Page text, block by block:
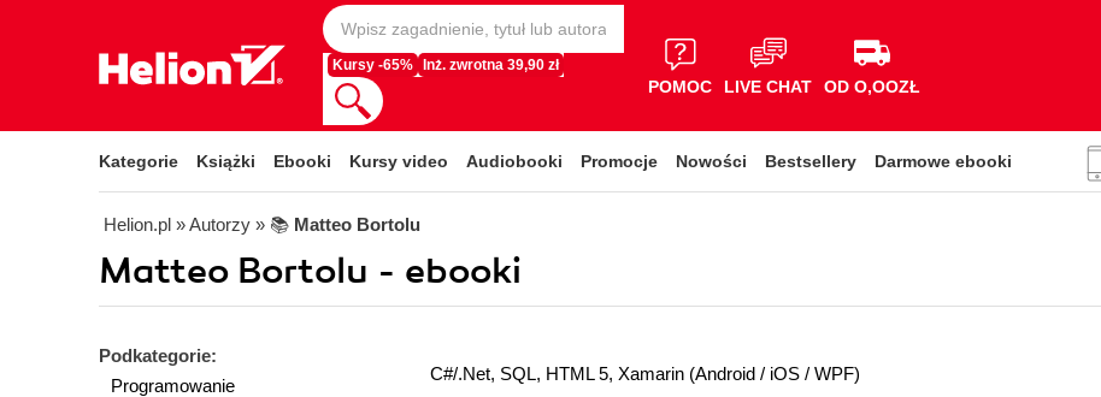
Kursy -65% Inż. zwrotna 39,90 zł
POMOC LIVE CHAT OD O,OOZŁ
Kategorie Książki Ebooki Kursy video Audiobooki Promocje Nowości Bestsellery Darmowe ebooki
Helion.pl » Autorzy » 📚 Matteo Bortolu
Matteo Bortolu - ebooki
Podkategorie:
Programowanie
C#/.Net, SQL, HTML 5, Xamarin (Android / iOS / WPF)